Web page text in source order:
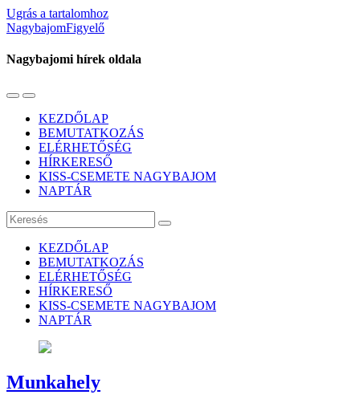
Ugrás a tartalomhoz
NagybajomFigyelő
Nagybajomi hírek oldala
Váltás
mobil
menüre
Használja
keresés
mezőt
KEZDŐLAP
BEMUTATKOZÁS
ELÉRHETŐSÉG
HÍRKERESŐ
KISS-CSEMETE NAGYBAJOM
NAPTÁR
Keresés
KEZDŐLAP
BEMUTATKOZÁS
ELÉRHETŐSÉG
HÍRKERESŐ
KISS-CSEMETE NAGYBAJOM
NAPTÁR
Munkahely